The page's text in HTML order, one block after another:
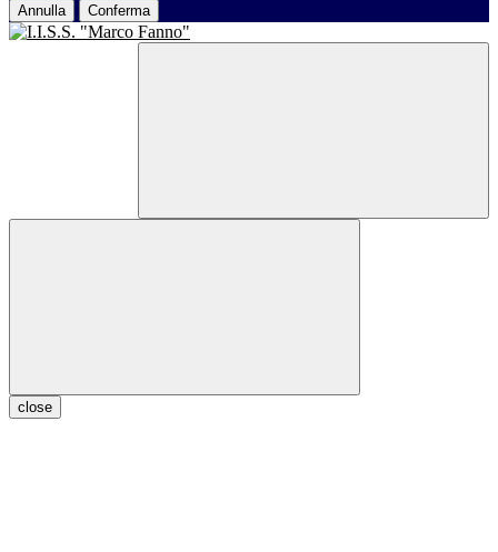
Annulla Conferma
close